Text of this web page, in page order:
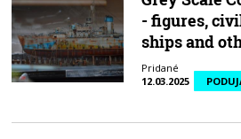
- figures,
ships and
Pridané
12.03.2025